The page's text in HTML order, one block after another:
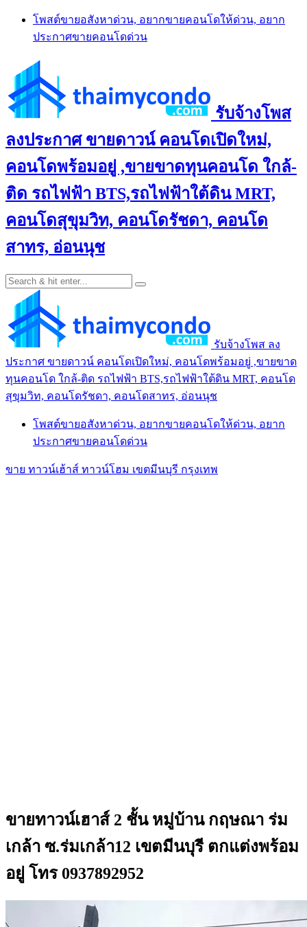
Skip
content
โพสต์ขายอสังหาด่วน, อยากขายคอนโดให้ด่วน, อยาก
ประกาศขายคอนโดด่วน
รับจ้างโพส
ลงประกาศ ขายดาวน์ คอนโดเปิดใหม่,
คอนโดพร้อมอยู่ ,ขายขาดทุนคอนโด ใกล้-
ติด รถไฟฟ้า BTS,รถไฟฟ้าใต้ดิน MRT,
คอนโดสุขุมวิท, คอนโดรัชดา, คอนโด
สาทร, อ่อนนุช
รับจ้างโพส ลง
ประกาศ ขายดาวน์ คอนโดเปิดใหม่, คอนโดพร้อมอยู่ ,ขายขาด
ทุนคอนโด ใกล้-ติด รถไฟฟ้า BTS,รถไฟฟ้าใต้ดิน MRT, คอนโด
สุขุมวิท, คอนโดรัชดา, คอนโดสาทร, อ่อนนุช
โพสต์ขายอสังหาด่วน, อยากขายคอนโดให้ด่วน, อยาก
ประกาศขายคอนโดด่วน
ขาย ทาวน์เฮ้าส์ ทาวน์โฮม เขตมีนบุรี กรุงเทพ
ขายทาวน์เฮาส์ 2 ชั้น หมู่บ้าน กฤษณา ร่ม
เกล้า ซ.ร่มเกล้า12 เขตมีนบุรี ตกแต่งพร้อม
อยู่ โทร 0937892952